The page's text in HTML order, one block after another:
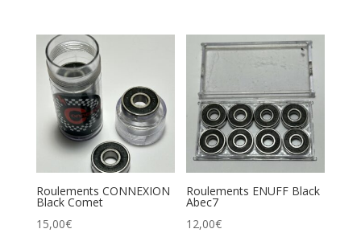
Roulements CONNEXION
Black Comet
15,00€
Roulements ENUFF Black
Abec7
12,00€